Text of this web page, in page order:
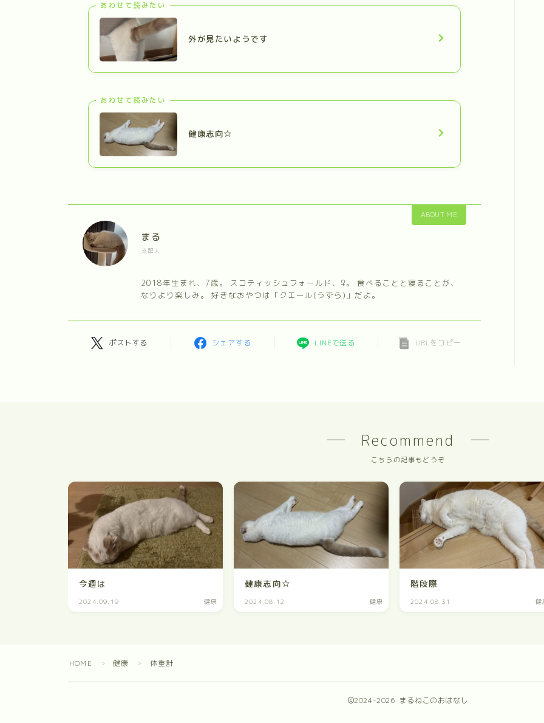
あわせて読みたい
外が見たいようです
あわせて読みたい
健康志向☆
ABOUT ME
まる
支配人
2018年生まれ、7歳。 スコティッシュフォールド、♀。 食べることと寝ることが、
なりより楽しみ。 好きなおやつは「クエール(うずら)」だよ。
ポストする シェアする LINEで送る URLをコピー
Recommend
こちらの記事もどうぞ
今週は
2024.09.19 健康
健康志向☆
2024.08.12 健康
階段際
2024.08.31 健
HOME ＞ 健康 ＞ 体重計
2024–2026 まるねこのおはなし